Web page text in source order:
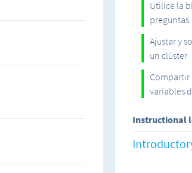
- Entender
informáticos
- Más
Streaming y
Al final de
ESTE CURSO
Utilice la
preguntas
Ajustar y
un clúster
Compartir
variables
Instructional